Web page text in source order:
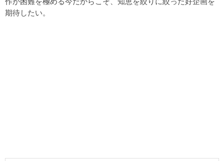
期待したい。